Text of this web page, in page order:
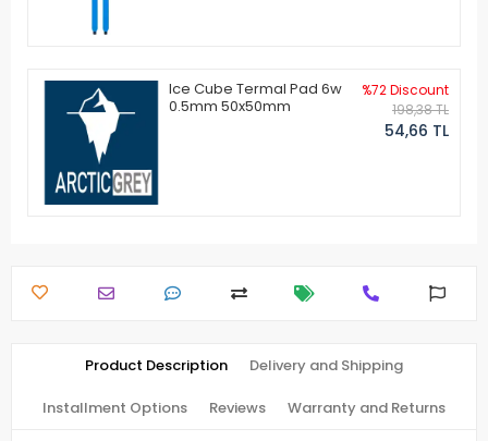
Ice Cube Termal Pad 6w
0.5mm 50x50mm
%72 Discount
198,38 TL
54,66 TL
Product Description Delivery and Shipping
Installment Options Reviews Warranty and Returns